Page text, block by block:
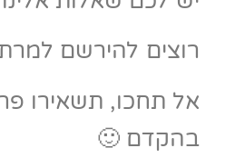
רוצים להירשם
אל תחכו, תשאירו
בהקדם 🙂